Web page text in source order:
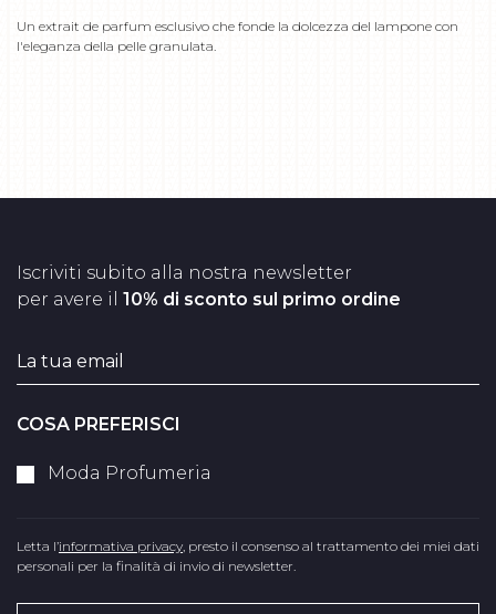
Un extrait de parfum esclusivo che fonde la dolcezza del lampone con
l'eleganza della pelle granulata.
Iscriviti subito alla nostra newsletter
per avere il 10% di sconto sul primo ordine
COSA PREFERISCI
Moda Profumeria
Letta l’informativa privacy, presto il consenso al trattamento dei miei dati
personali per la finalità di invio di newsletter.